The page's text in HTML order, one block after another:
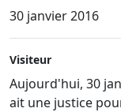
30 janvier 2016
Visiteur
Aujourd'hui, 30
ait une justice